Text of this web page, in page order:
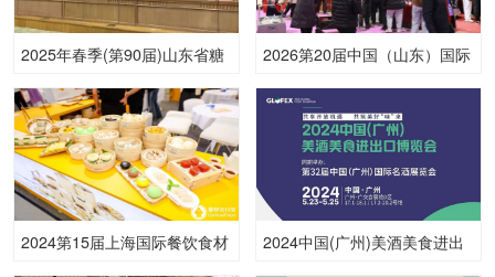
2025年春季(第90届)山东省糖
酒商品交易会
2026第20届中国（山东）国际
糖酒食品交易会
2024第15届上海国际餐饮食材
2024中国(广州)美酒美食进出